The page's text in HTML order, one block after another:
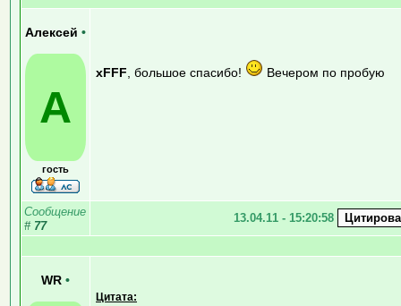
Алексей •
А
гость
xFFF , большое спасибо! Вечером по пробую
Сообщение
# 77
13.04.11 - 15:20:58
WR •
Цитата: